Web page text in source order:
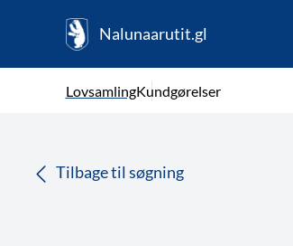
Nalunaarutit.gl
LovsamlingKundgørelser
Tilbage til søgning